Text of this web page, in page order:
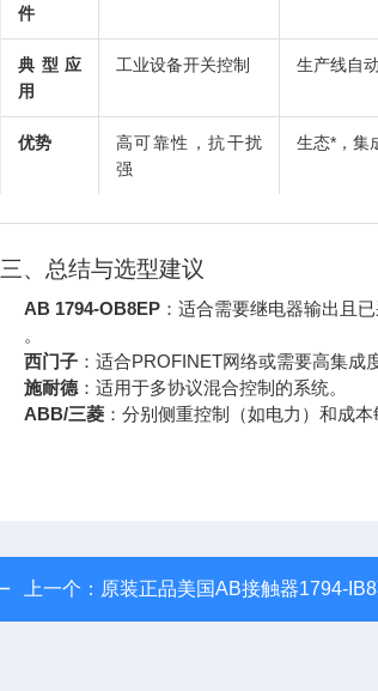
件
典型应
用
工业设备开关控制 生产线自
优势
高可靠性，抗干扰
强
生态*，集
三、总结与选型建议
AB 1794-OB8EP ：适合需要继电器输出且
。
西门子 ：适合PROFINET网络或需要高集成
施耐德 ：适用于多协议混合控制的系统。
ABB/三菱 ：分别侧重控制（如电力）和成本
上一个： 原装正品美国AB接触器1794-